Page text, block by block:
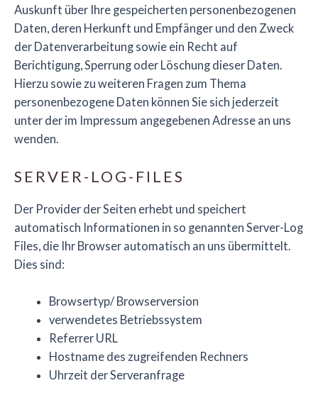
Auskunft über Ihre gespeicherten personenbezogenen
Daten, deren Herkunft und Empfänger und den Zweck
der Datenverarbeitung sowie ein Recht auf
Berichtigung, Sperrung oder Löschung dieser Daten.
Hierzu sowie zu weiteren Fragen zum Thema
personenbezogene Daten können Sie sich jederzeit
unter der im Impressum angegebenen Adresse an uns
wenden.
SERVER-LOG-FILES
Der Provider der Seiten erhebt und speichert
automatisch Informationen in so genannten Server-Log
Files, die Ihr Browser automatisch an uns übermittelt.
Dies sind:
Browsertyp/ Browserversion
verwendetes Betriebssystem
Referrer URL
Hostname des zugreifenden Rechners
Uhrzeit der Serveranfrage